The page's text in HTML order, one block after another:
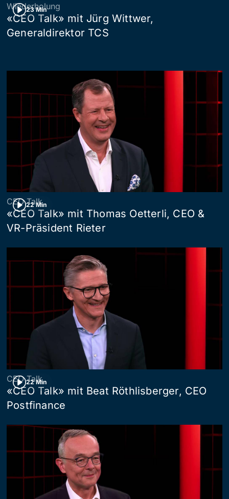
23 Min
Wiederholung
«CEO Talk» mit Jürg Wittwer,
Generaldirektor TCS
22 Min
CEO Talk
«CEO Talk» mit Thomas Oetterli, CEO &
VR-Präsident Rieter
22 Min
CEO Talk
«CEO Talk» mit Beat Röthlisberger, CEO
Postfinance